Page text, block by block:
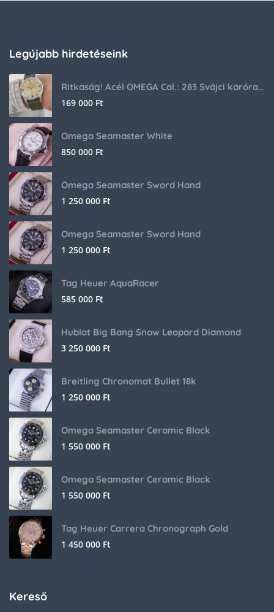
Legújabb hirdetéseink
Ritkaság! Acél OMEGA Cal.: 283 Svájci karóra 1953-ból!
169 000 Ft
Omega Seamaster White
850 000 Ft
Omega Seamaster Sword Hand
1 250 000 Ft
Omega Seamaster Sword Hand
1 250 000 Ft
Tag Heuer AquaRacer
585 000 Ft
Hublot Big Bang Snow Leopard Diamond
3 250 000 Ft
Breitling Chronomat Bullet 18k
1 250 000 Ft
Omega Seamaster Ceramic Black
1 550 000 Ft
Omega Seamaster Ceramic Black
1 550 000 Ft
Tag Heuer Carrera Chronograph Gold
1 450 000 Ft
Kereső